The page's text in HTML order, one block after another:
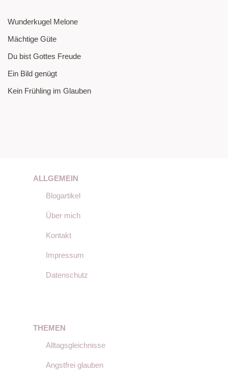
Wunderkugel Melone
Mächtige Güte
Du bist Gottes Freude
Ein Bild genügt
Kein Frühling im Glauben
ALLGEMEIN
Blogartikel
Über mich
Kontakt
Impressum
Datenschutz
THEMEN
Alltagsgleichnisse
Angstfrei glauben